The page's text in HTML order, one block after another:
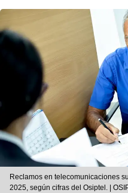
Reclamos en telecomunicaciones
2025, según cifras del Osiptel. |